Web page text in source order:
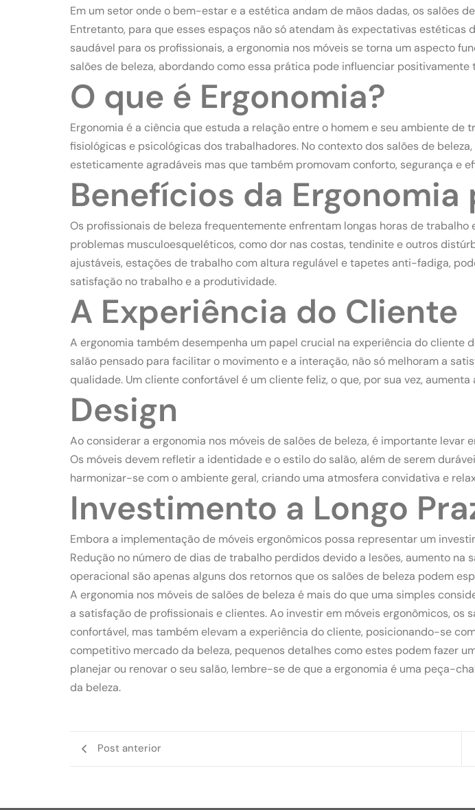
Em um setor onde o bem-estar e a estética andam de mãos dadas, os salões
Entretanto, para que esses espaços não só atendam às expectativas
saudável para os profissionais, a ergonomia nos móveis se torna um aspecto
salões de beleza, abordando como essa prática pode influenciar
O que é Ergonomia?
Ergonomia é a ciência que estuda a relação entre o homem e seu ambiente
fisiológicas e psicológicas dos trabalhadores. No contexto dos salões de
esteticamente agradáveis mas que também promovam conforto, segurança e
Benefícios da
Os profissionais de beleza frequentemente enfrentam longas horas de
problemas musculoesqueléticos, como dor nas costas, tendinite e outros
ajustáveis, estações de trabalho com altura regulável e tapetes anti-fadiga,
satisfação no trabalho e a produtividade.
A Experiência do Cliente
A ergonomia também desempenha um papel crucial na experiência do cliente
salão pensado para facilitar o movimento e a interação, não só melhoram a
qualidade. Um cliente confortável é um cliente feliz, o que, por sua vez,
Design
Ao considerar a ergonomia nos móveis de salões de beleza, é importante
Os móveis devem refletir a identidade e o estilo do salão, além de serem
harmonizar-se com o ambiente geral, criando uma atmosfera convidativa e
Investimento a Longo
Embora a implementação de móveis ergonômicos possa representar um
Redução no número de dias de trabalho perdidos devido a lesões, aumento
operacional são apenas alguns dos retornos que os salões de beleza podem
A ergonomia nos móveis de salões de beleza é mais do que uma simples
a satisfação de profissionais e clientes. Ao investir em móveis ergonômicos,
confortável, mas também elevam a experiência do cliente, posicionando-se
competitivo mercado da beleza, pequenos detalhes como estes podem fazer
planejar ou renovar o seu salão, lembre-se de que a ergonomia é uma peça-
da beleza.
Post anterior